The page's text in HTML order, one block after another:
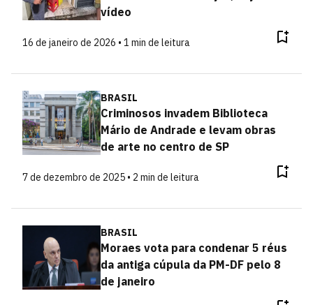
vídeo
16 de janeiro de 2026 • 1 min de leitura
BRASIL
Criminosos invadem Biblioteca
Mário de Andrade e levam obras
de arte no centro de SP
7 de dezembro de 2025 • 2 min de leitura
BRASIL
Moraes vota para condenar 5 réus
da antiga cúpula da PM-DF pelo 8
de janeiro